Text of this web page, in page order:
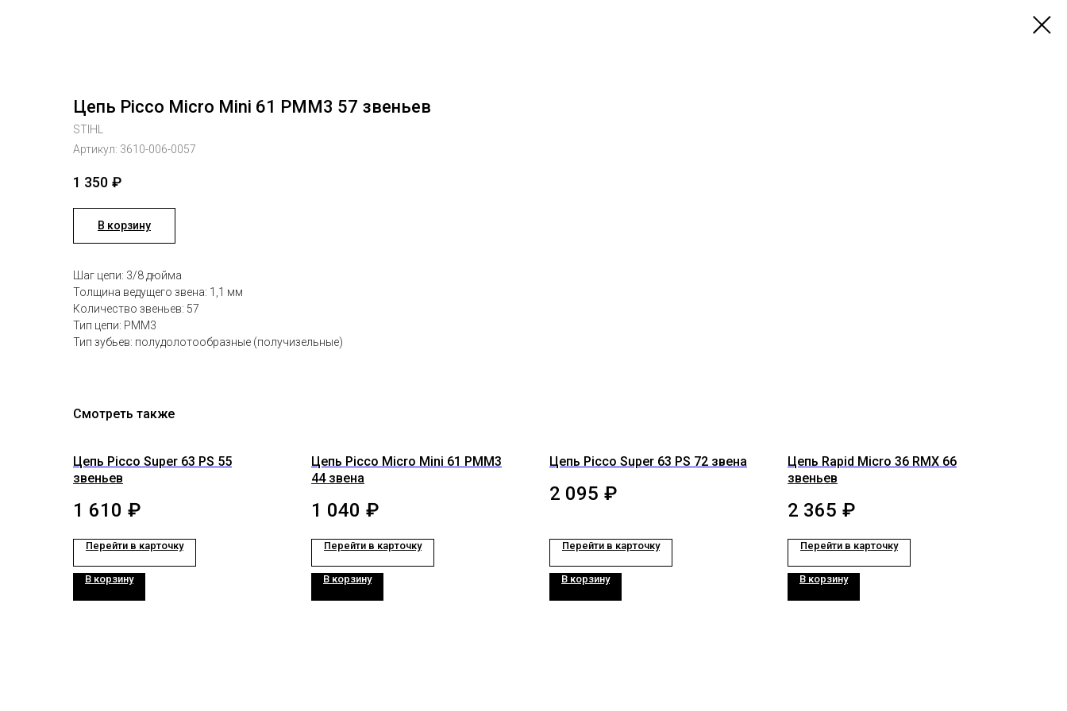
Цепь Picco Micro Mini 61 PMM3 57 звеньев
STIHL
Артикул: 3610-006-0057
1 350 ₽
В корзину
Шаг цепи: 3/8 дюйма
Толщина ведущего звена: 1,1 мм
Количество звеньев: 57
Тип цепи: PMM3
Тип зубьев: полудолотообразные (получизельные)
Смотреть также
Цепь Picco Super 63 PS 55
звеньев
1 610 ₽
Перейти в карточку
В корзину
Цепь Picco Micro Mini 61 PMM3
44 звена
1 040 ₽
Перейти в карточку
В корзину
Цепь Picco Super 63 PS 72 звена
2 095 ₽
Перейти в карточку
В корзину
Цепь Rapid Micro 36 RMX 66
звеньев
2 365 ₽
Перейти в карточку
В корзину